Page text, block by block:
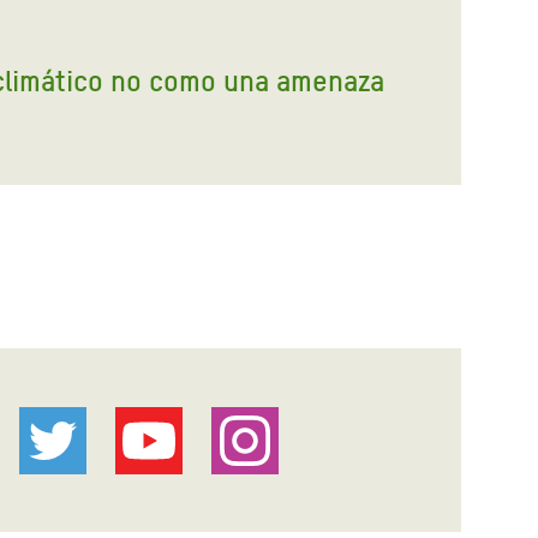
no como una amenaza